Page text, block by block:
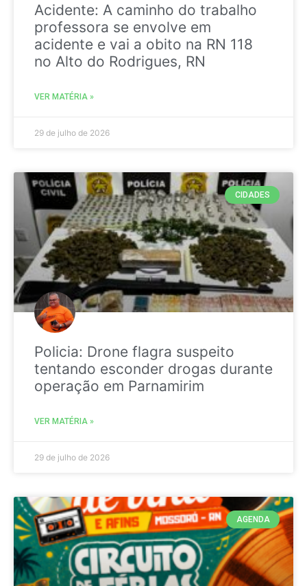
Acidente: A caminho do trabalho
professora se envolve em
acidente e vai a obito na RN 118
no Alto do Rodrigues, RN
VER MATÉRIA »
29 de julho de 2026
CIDADES
Policia: Drone flagra suspeito
tentando esconder drogas durante
operação em Parnamirim
VER MATÉRIA »
29 de julho de 2026
AGENDA